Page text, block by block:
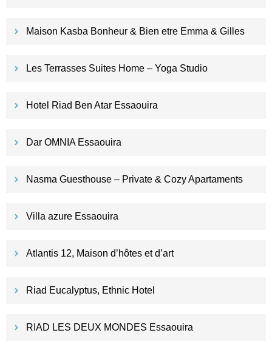
Maison Kasba Bonheur & Bien etre Emma & Gilles
Les Terrasses Suites Home – Yoga Studio
Hotel Riad Ben Atar Essaouira
Dar OMNIA Essaouira
Nasma Guesthouse – Private & Cozy Apartaments
Villa azure Essaouira
Atlantis 12, Maison d’hôtes et d’art
Riad Eucalyptus, Ethnic Hotel
RIAD LES DEUX MONDES Essaouira